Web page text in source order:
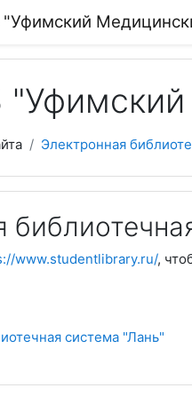
Электронная
www.studentlibrary.ru/,
система "Лань"